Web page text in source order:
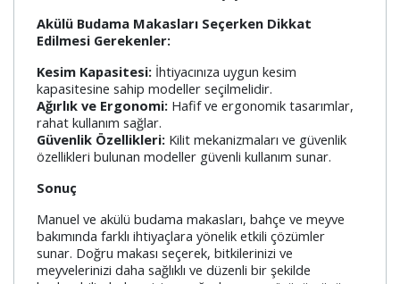
Akülü Budama Makasları Seçerken Dikkat
Edilmesi Gerekenler:
Kesim Kapasitesi: İhtiyacınıza uygun kesim
kapasitesine sahip modeller seçilmelidir.
Ağırlık ve Ergonomi: Hafif ve ergonomik tasarımlar,
rahat kullanım sağlar.
Güvenlik Özellikleri: Kilit mekanizmaları ve güvenlik
özellikleri bulunan modeller güvenli kullanım sunar.
Sonuç
Manuel ve akülü budama makasları, bahçe ve meyve
bakımında farklı ihtiyaçlara yönelik etkili çözümler
sunar. Doğru makası seçerek, bitkilerinizi ve
meyvelerinizi daha sağlıklı ve düzenli bir şekilde